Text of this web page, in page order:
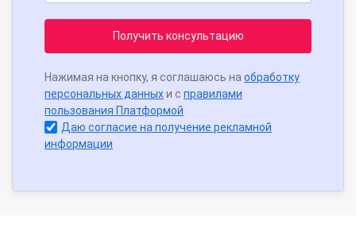
Получить консультацию
Нажимая на кнопку, я соглашаюсь на обработку
персональных данныхи с правилами
пользования Платформой
Даю согласие на получение рекламной
информации